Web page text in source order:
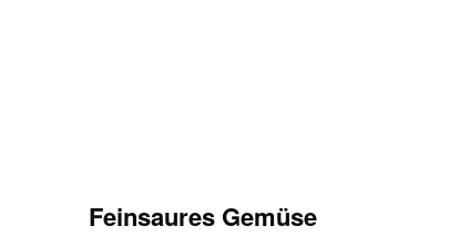
Feinsaures Gemüse